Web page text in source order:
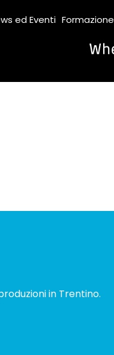
ed Eventi Formazione
in Trentino.